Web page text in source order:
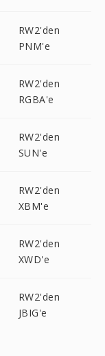
RW2'den
PNM'e
RW2'den
RGBA'e
RW2'den
SUN'e
RW2'den
XBM'e
RW2'den
XWD'e
RW2'den
JBIG'e